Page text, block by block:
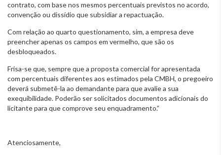
contrato, com base nos mesmos percentuais previstos no acordo,
convenção ou dissídio que subsidiar a repactuação.
Com relação ao quarto questionamento, sim, a empresa deve
preencher apenas os campos em vermelho, que são os
desbloqueados.
Frisa-se que, sempre que a proposta comercial for apresentada
com percentuais diferentes aos estimados pela CMBH, o pregoeiro
deverá submetê-la ao demandante para que avalie a sua
exequibilidade. Poderão ser solicitados documentos adicionais do
licitante para que comprove seu enquadramento.”
Atenciosamente,